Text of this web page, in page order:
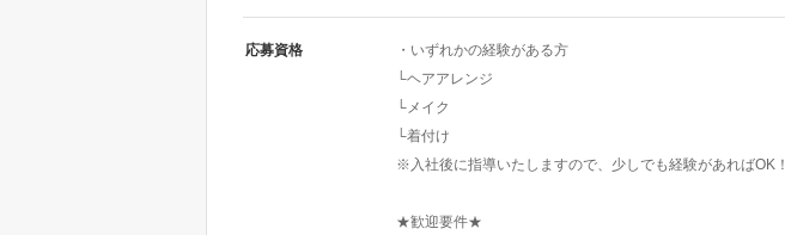
応募資格
・いずれかの経験がある方
└ヘアアレンジ
└メイク
└着付け
※入社後に指導いたしますので、少しでも経験があればOK！
★歓迎要件★